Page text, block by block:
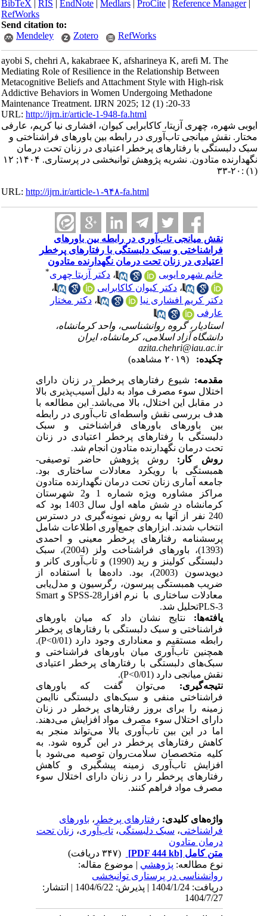
BibTeX|RIS|EndNote|Medlars|ProCite|Reference Manager
RefWorks
Send citation to:
Mendeley
Zotero RefWorks
ayobi S, chehri A, kakabraee K, afsharineya K, arefi M. The
Mediating Role of Resilience in the Relationship Between
Metacognitive Beliefs and Attachment Style with High-risk
Addictive Behaviors in Women Undergoing Methadone
Maintenance Treatment. IJRN 2025; 12 (1) :20-33
URL:http://ijrn.ir/article-1-948-fa.html
ایوبی شهره، چهری آزیتا، کاکابرایی کیوان، افشاری نیا کریم، عارفی
مختار. نقش میانجی تاب‌آوری در رابطه بین باورهای فراشناختی و
سبک دلبستگی با رفتارهای پرخطر اعتیادی در زنان تحت درمان
نگهدارنده متادون. نشریه پژوهش توانبخشی در پرستاری. ۱۴۰۴; ۱۲
URL:http://ijrn.ir/article-۱-۹۴۸-fa.html
نقش میانجی تاب‌آوری در رابطه بین باورهای
فراشناختی و سبک دلبستگی با رفتارهای پرخطر
اعتیادی در زنان تحت درمان نگهدارنده متادون
خانم شهره ایوبی
،دکتر آزیتا چهری*
،دکتر کیوان کاکابرایی
،
دکتر کریم افشاری نیا
،دکتر مختار
عارفی
استادیار، گروه روانشناسی، واحد کرمانشاه،
دانشگاه آزاد اسلامی، کرمانشاه، ایران
azita.chehri@iau.ac.ir
چکیده:
مقدمه:شیوع رفتارهای پرخطر در زنان دارای
اختلال سوء مصرف مواد به دلیل آسیب‌پذیری بالا
در مقابل این اختلال، بالا می‌باشد. این مطالعه با
هدف بررسی نقش واسطه‌ای تاب‌آوری در رابطه
بین باورهای باورهای فراشناختی و سبک
دلبستگی با رفتارهای پرخطر اعتیادی در زنان
تحت درمان نگهدارنده متادون انجام شد.
روش کار:روش پژوهش حاضر توصیفی‌-‌
همبستگی با رویکرد معادلات ساختاری بود.
جامعه آماری زنان تحت درمان نگهدارنده متادون
مراکز مشاوره ویژه شماره 1 و2 شهرستان
کرمانشاه در شش ماهه اول سال 1403 بود که
240 نفر از آنها به روش نمونه‌گیری در دسترس
انتخاب شدند. ابزارهای جمع‌آوری اطلاعات شامل
پرسشنامه رفتارهای پرخطر معینی و احمدی
(1393)، باورهای فراشناخت ولز (2004)، سبک
دلبستگی کولینز و رید (1990) و تاب‌آوری کانر و
دیویدسون (2003)، بود. داده‌ها با استفاده از
ضریب همبستگی پیرسون، رگرسیون و مدل‌یابی
معادلات ساختاری با نرم افزار SPSS-28 و Smart
PLS-3تحلیل شد.
یافته‌ها:نتایج نشان داد که میان باورهای
فراشناختی و سبک دلبستگی با رفتارهای پرخطر
رابطه مستقیم و معناداری وجود دارد(
P<0/01
).
همچنین تاب‌آوری میان باورهای فراشناختی و
سبک‌های دلبستگی با رفتارهای پرخطر اعتیادی
نقش میانجی دارد (
P<0/01
).
نتیجه‌گیری:می‌توان گفت که باورهای
فراشناختی منفی و سبک‌های دلبستگی ناایمن
زمینه را برای بروز رفتارهای پرخطر در زنان
دارای اختلال سوء مصرف مواد افزایش می‌دهند.
اما در این بین تاب‌آوری بالا می‌تواند منجر به
کاهش رفتارهای پرخطر در این گروه شود. به
کلیه متخصصان سلامت‌روان توصیه می‌شود با
افزایش تاب‌آوری زمینه پیشگیری و کاهش
رفتارهای پرخطر را در زنان دارای اختلال سوء
مصرف مواد فراهم کنند.
واژه‌های کلیدی:رفتارهای پرخطر، باورهای
فراشناختی،سبک دلبستگی،تاب‌آوری،زنان تحت
درمان متادون
متن کامل[PDF 444 kb]
نوع مطالعه:پژوهشي| موضوع مقاله:
روانشناسی در پرستاری توانبخشی
دریافت: 1404/1/24 | پذیرش: 1404/6/22 | انتشار:
1404/7/27